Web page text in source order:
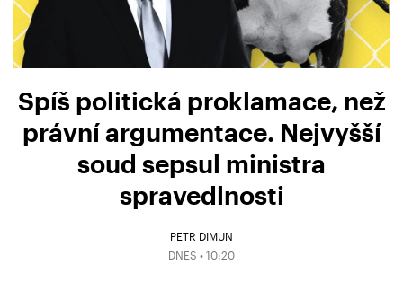
Spíš politická proklamace, než
právní argumentace. Nejvyšší
soud sepsul ministra
spravedlnosti
PETR DIMUN
DNES • 10:20